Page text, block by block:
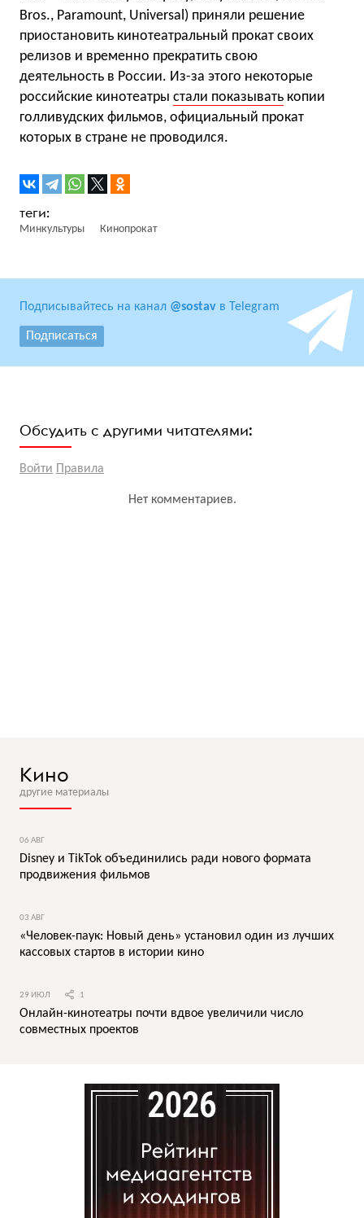
Bros., Paramount, Universal) приняли решение
приостановить кинотеатральный прокат своих
релизов и временно прекратить свою
деятельность в России. Из-за этого некоторые
российские кинотеатры стали показывать копии
голливудских фильмов, официальный прокат
которых в стране не проводился.
Минкультуры Кинопрокат
Подписывайтесь на канал @sostav в Telegram
Подписаться
Обсудить с другими читателями:
Войти Правила
Нет комментариев.
Кино
другие материалы
06 АВГ
Disney и TikTok объединились ради нового формата
продвижения фильмов
03 АВГ
«Человек-паук: Новый день» установил один из лучших
кассовых стартов в истории кино
29 ИЮЛ 1
Онлайн-кинотеатры почти вдвое увеличили число
совместных проектов